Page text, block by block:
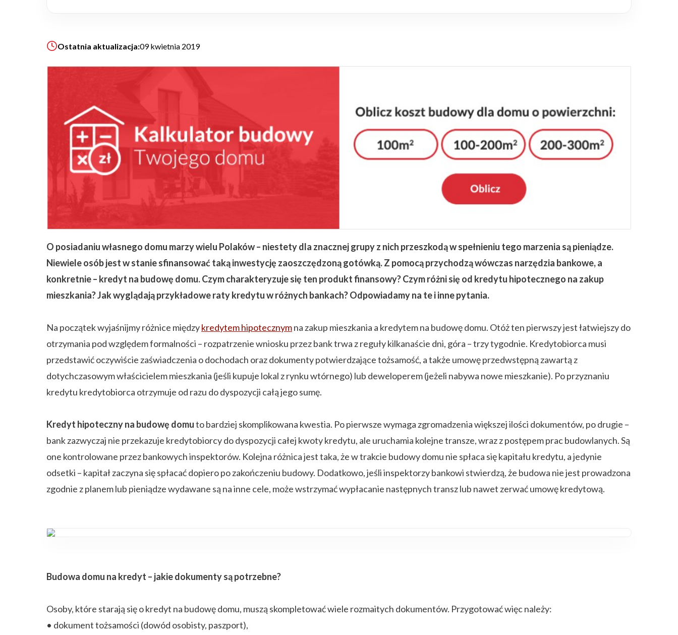
Ogrody
KALKULATOR BUDOWY
BLOG
KONAKT
ZAPISZ SIĘ
Ostatnia aktualizacja:09 kwietnia 2019
O posiadaniu własnego domu marzy wielu Polaków – niestety dla znacznej grupy z nich przeszkodą w spełnieniu tego marzenia są pieniądze.
Niewiele osób jest w stanie sfinansować taką inwestycję zaoszczędzoną gotówką. Z pomocą przychodzą wówczas narzędzia bankowe, a
konkretnie – kredyt na budowę domu. Czym charakteryzuje się ten produkt finansowy? Czym różni się od kredytu hipotecznego na zakup
mieszkania? Jak wyglądają przykładowe raty kredytu w różnych bankach? Odpowiadamy na te i inne pytania.
Na początek wyjaśnijmy różnice międzykredytem hipotecznymna zakup mieszkania a kredytem na budowę domu. Otóż ten pierwszy jest łatwiejszy do
otrzymania pod względem formalności – rozpatrzenie wniosku przez bank trwa z reguły kilkanaście dni, góra – trzy tygodnie. Kredytobiorca musi
przedstawić oczywiście zaświadczenia o dochodach oraz dokumenty potwierdzające tożsamość, a także umowę przedwstępną zawartą z
dotychczasowym właścicielem mieszkania (jeśli kupuje lokal z rynku wtórnego) lub deweloperem (jeżeli nabywa nowe mieszkanie). Po przyznaniu
kredytu kredytobiorca otrzymuje od razu do dyspozycji całą jego sumę.
Kredyt hipoteczny na budowę domuto bardziej skomplikowana kwestia. Po pierwsze wymaga zgromadzenia większej ilości dokumentów, po drugie –
bank zazwyczaj nie przekazuje kredytobiorcy do dyspozycji całej kwoty kredytu, ale uruchamia kolejne transze, wraz z postępem prac budowlanych. Są
one kontrolowane przez bankowych inspektorów. Kolejna różnica jest taka, że w trakcie budowy domu nie spłaca się kapitału kredytu, a jedynie
odsetki – kapitał zaczyna się spłacać dopiero po zakończeniu budowy. Dodatkowo, jeśli inspektorzy bankowi stwierdzą, że budowa nie jest prowadzona
zgodnie z planem lub pieniądze wydawane są na inne cele, może wstrzymać wypłacanie następnych transz lub nawet zerwać umowę kredytową.
Budowa domu na kredyt – jakie dokumenty są potrzebne?
Osoby, które starają się o kredyt na budowę domu, muszą skompletować wiele rozmaitych dokumentów. Przygotować więc należy:
• dokument tożsamości (dowód osobisty, paszport),